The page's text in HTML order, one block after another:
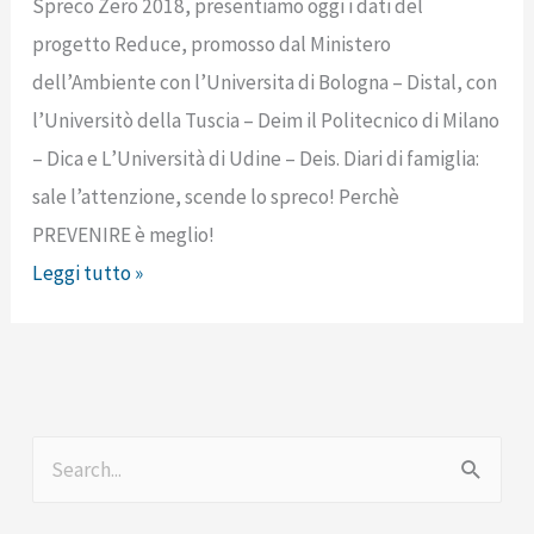
Spreco Zero 2018, presentiamo oggi i dati del
progetto Reduce, promosso dal Ministero
dell’Ambiente con l’Universita di Bologna – Distal, con
l’Universitò della Tuscia – Deim il Politecnico di Milano
– Dica e L’Università di Udine – Deis. Diari di famiglia:
sale l’attenzione, scende lo spreco! Perchè
PREVENIRE è meglio!
Leggi tutto »